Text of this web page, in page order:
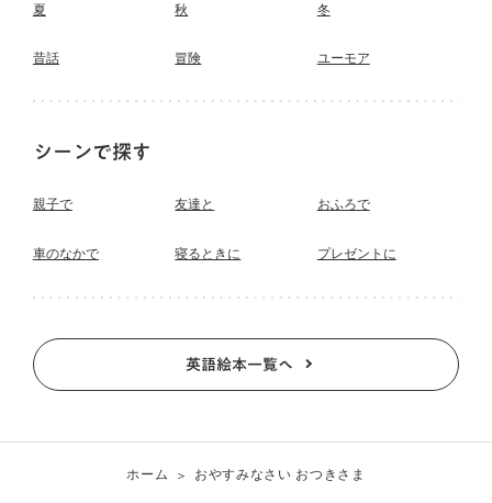
夏 秋 冬
昔話 冒険 ユーモア
シーンで探す
親子で 友達と おふろで
車のなかで 寝るときに プレゼントに
英語絵本一覧へ
ホーム おやすみなさい おつきさま